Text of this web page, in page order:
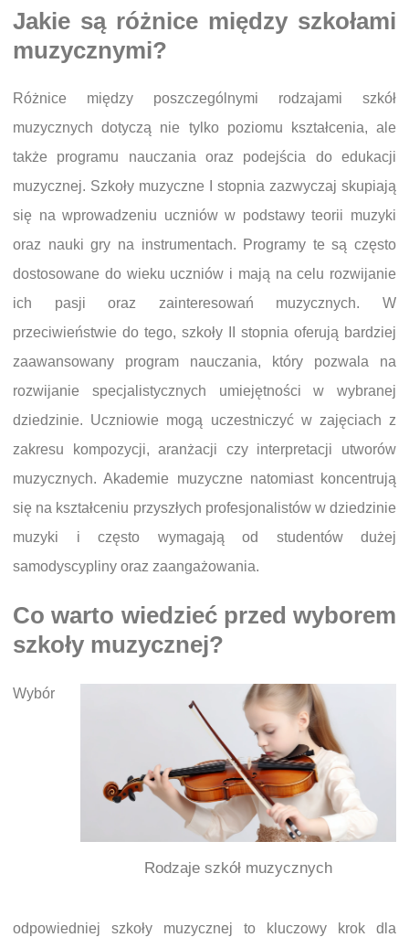
Jakie są różnice między szkołami
muzycznymi?
Różnice między poszczególnymi rodzajami szkół
muzycznych dotyczą nie tylko poziomu kształcenia, ale
także programu nauczania oraz podejścia do edukacji
muzycznej. Szkoły muzyczne I stopnia zazwyczaj skupiają
się na wprowadzeniu uczniów w podstawy teorii muzyki
oraz nauki gry na instrumentach. Programy te są często
dostosowane do wieku uczniów i mają na celu rozwijanie
ich pasji oraz zainteresowań muzycznych. W
przeciwieństwie do tego, szkoły II stopnia oferują bardziej
zaawansowany program nauczania, który pozwala na
rozwijanie specjalistycznych umiejętności w wybranej
dziedzinie. Uczniowie mogą uczestniczyć w zajęciach z
zakresu kompozycji, aranżacji czy interpretacji utworów
muzycznych. Akademie muzyczne natomiast koncentrują
się na kształceniu przyszłych profesjonalistów w dziedzinie
muzyki i często wymagają od studentów dużej
samodyscypliny oraz zaangażowania.
Co warto wiedzieć przed wyborem
szkoły muzycznej?
Rodzaje szkół muzycznych
Wybór
odpowiedniej szkoły muzycznej to kluczowy krok dla